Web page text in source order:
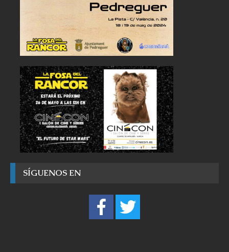
SÍGUENOS EN